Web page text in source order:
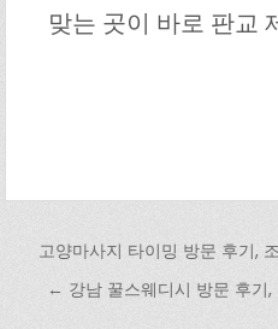
맞는 곳이 바로 판교
글 탐색
고양마사지 타이밍 방문 후기,
← 강남 꿀스웨디시 방문 후기